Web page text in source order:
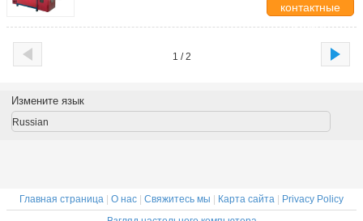
контактные
данные
1 / 2
Измените язык
Russian
Главная страница О нас Свяжитесь мы Карта сайта
Privacy Policy